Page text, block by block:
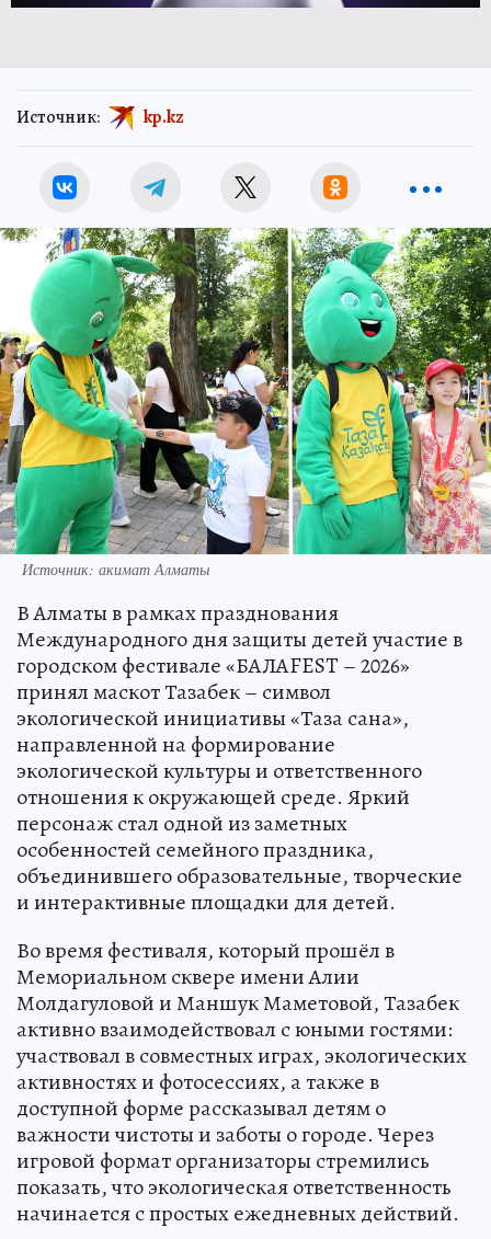
Источник: kp.kz
Источник: акимат Алматы
В Алматы в рамках празднования
Международного дня защиты детей участие в
городском фестивале «БАЛАFEST – 2026»
принял маскот Тазабек – символ
экологической инициативы «Таза сана»,
направленной на формирование
экологической культуры и ответственного
отношения к окружающей среде. Яркий
персонаж стал одной из заметных
особенностей семейного праздника,
объединившего образовательные, творческие
и интерактивные площадки для детей.
Во время фестиваля, который прошёл в
Мемориальном сквере имени Алии
Молдагуловой и Маншук Маметовой, Тазабек
активно взаимодействовал с юными гостями:
участвовал в совместных играх, экологических
активностях и фотосессиях, а также в
доступной форме рассказывал детям о
важности чистоты и заботы о городе. Через
игровой формат организаторы стремились
показать, что экологическая ответственность
начинается с простых ежедневных действий.